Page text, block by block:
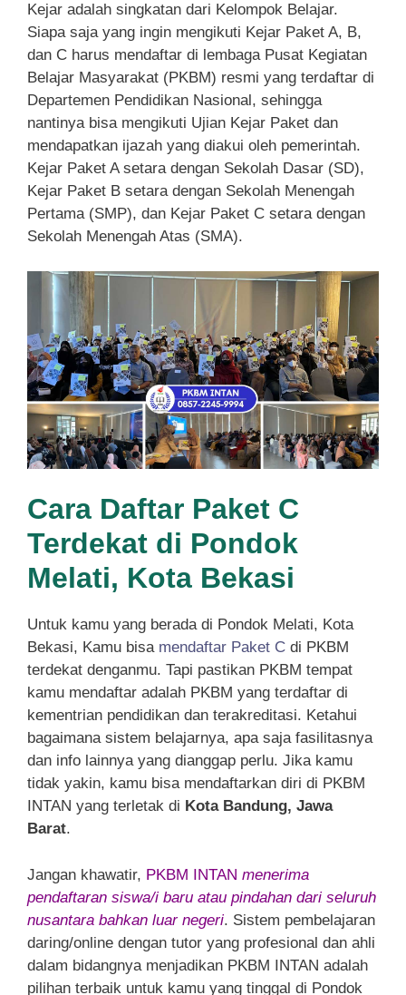
Kejar adalah singkatan dari Kelompok Belajar.
Siapa saja yang ingin mengikuti Kejar Paket A, B,
dan C harus mendaftar di lembaga Pusat Kegiatan
Belajar Masyarakat (PKBM) resmi yang terdaftar di
Departemen Pendidikan Nasional, sehingga
nantinya bisa mengikuti Ujian Kejar Paket dan
mendapatkan ijazah yang diakui oleh pemerintah.
Kejar Paket A setara dengan Sekolah Dasar (SD),
Kejar Paket B setara dengan Sekolah Menengah
Pertama (SMP), dan Kejar Paket C setara dengan
Sekolah Menengah Atas (SMA).
Cara Daftar Paket C
Terdekat di Pondok
Melati, Kota Bekasi
Untuk kamu yang berada di Pondok Melati, Kota
Bekasi, Kamu bisa mendaftar Paket C di PKBM
terdekat denganmu. Tapi pastikan PKBM tempat
kamu mendaftar adalah PKBM yang terdaftar di
kementrian pendidikan dan terakreditasi. Ketahui
bagaimana sistem belajarnya, apa saja fasilitasnya
dan info lainnya yang dianggap perlu. Jika kamu
tidak yakin, kamu bisa mendaftarkan diri di PKBM
INTAN yang terletak di Kota Bandung, Jawa
Barat.
Jangan khawatir, PKBM INTAN menerima
pendaftaran siswa/i baru atau pindahan dari seluruh
nusantara bahkan luar negeri. Sistem pembelajaran
daring/online dengan tutor yang profesional dan ahli
dalam bidangnya menjadikan PKBM INTAN adalah
pilihan terbaik untuk kamu yang tinggal di Pondok